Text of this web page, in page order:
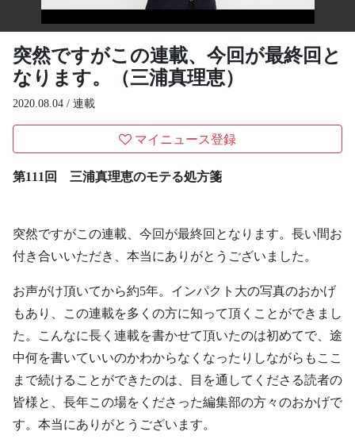
突然ですがこの連載、今回が最終回と
なります。（三浦真理恵）
2020.08.04 / 連載
マイニュース登録
第111回 三浦真理恵のモテる処方箋
突然ですがこの連載、今回が最終回となります。長い間お
付き合いいただき、本当にありがとうございました。
お声がけ頂いてから約5年。インパクト大の写真のおかげ
もあり、この連載を多くの方に知って頂くことができまし
た。こんなに長く連載を書かせて頂いたのは初めてで、途
中何を書いていいのかわからなくなったりしながらもここ
まで続けることができたのは、目を通してくださる読者の
皆様と、長年この場をくださった編集部の方々のおかげで
す。本当にありがとうございます。